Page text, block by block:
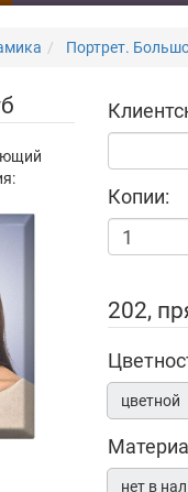
Портрет.
Копии:
202,
цветной
нет в